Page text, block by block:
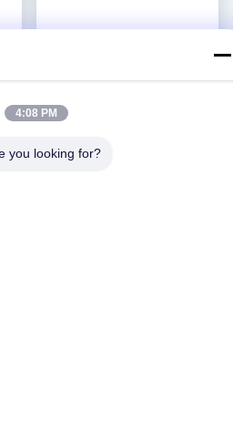
54-5 Blokowy kształt
4:08 PM
you looking for?